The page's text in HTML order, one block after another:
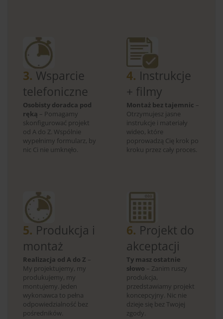
3. Wsparcie
telefoniczne
Osobisty doradca pod
ręką – Pomagamy
skonfigurować projekt
od A do Z. Wspólnie
wypełnimy formularz, by
nic Ci nie umknęło.
4. Instrukcje
+ filmy
Montaż bez tajemnic –
Otrzymujesz jasne
instrukcje i materiały
wideo, które
poprowadzą Cię krok po
kroku przez cały proces.
5. Produkcja i
montaż
Realizacja od A do Z –
My projektujemy, my
produkujemy, my
montujemy. Jeden
wykonawca to pełna
odpowiedzialność bez
pośredników.
6. Projekt do
akceptacji
Ty masz ostatnie
słowo – Zanim ruszy
produkcja,
przedstawiamy projekt
koncepcyjny. Nic nie
dzieje się bez Twojej
zgody.